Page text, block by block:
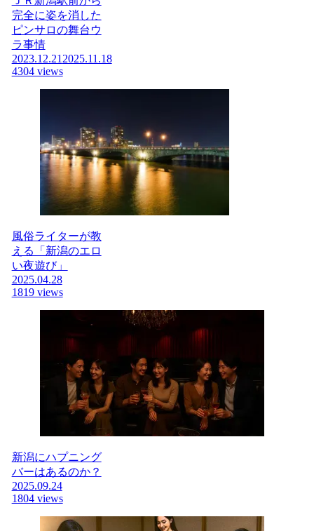
完全に姿を消した
ピンサロの舞台ウ
ラ事情
2023.12.21 2025.11.18
4304 views
風俗ライターが教
える「新潟のエロ
い夜遊び」
2025.04.28
1819 views
新潟にハプニング
バーはあるのか？
2025.09.24
1804 views